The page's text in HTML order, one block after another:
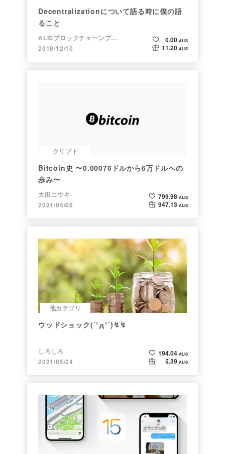
Decentralizationについて語る時に僕の語
ること
ALISブロックチェーンブログ
2018/12/10
0.00 ALIS
11.20 ALIS
クリプト
Bitcoin史 〜0.00076ドルから6万ドルへの
歩み〜
大田コウキ
2021/04/06
799.98 ALIS
947.13 ALIS
他カテゴリ
ウッドショック(´°д°`)↯↯
しろしろ
2021/05/24
194.04 ALIS
5.39 ALIS